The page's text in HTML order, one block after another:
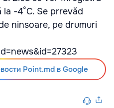
-4°C. Se prrevăd
ninsoare, pe drumuri
Point.md в Google